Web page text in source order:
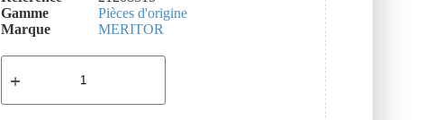
Gamme
Pièces d'origine
Marque
MERITOR